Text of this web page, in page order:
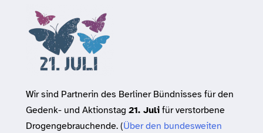
Wir sind Partnerin des Berliner Bündnisses für den
Gedenk- und Aktionstag 21. Julifür verstorbene
Drogengebrauchende. (Über den bundesweiten